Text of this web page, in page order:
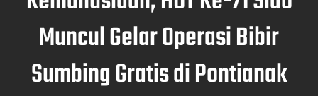
Muncul Gelar Operasi Bibir
Sumbing Gratis di Pontianak